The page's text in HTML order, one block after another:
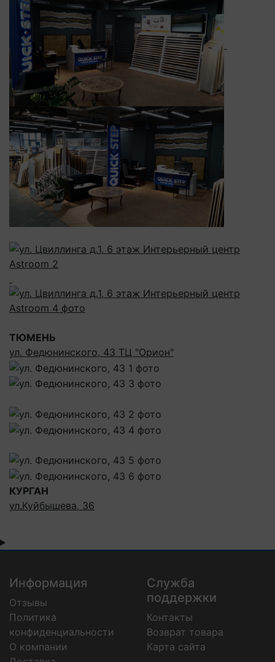
ТЮМЕНЬ
ул. Федюнинского, 43 ТЦ "Орион"
КУРГАН
ул.Куйбышева, 36
Информация
Отзывы
Политика
конфиденциальности
О компании
Служба
поддержки
Контакты
Возврат товара
Карта сайта